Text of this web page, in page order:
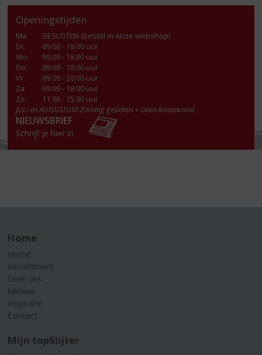
Openingstijden
Ma:
GESLOTEN (bestel in onze webshop)
Di:
09.00 - 18.00 uur
Wo:
09.00 - 18.00 uur
Do:
09:00 - 18:00 uur
Vr:
09:00 - 20:00 uur
Za:
09:00 - 18:00 uur
Zo:
11.00 - 15.00 uur
JULI en AUGUSTUS!! Zondag gesloten + Geen koopavond
NIEUWSBRIEF
Schrijf je hier in
Home
Home
Assortiment
Over ons
Nieuws
Inspiratie
Contact
Mijn topSlijter